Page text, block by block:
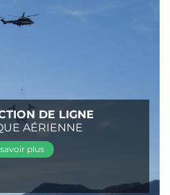
DE LIGNE
AÉRIENNE
plus